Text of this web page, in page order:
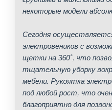
некоторые модели
Сегодня
электровеников с
щетки на 360˚, что
тщательную уборку
мебели. Рукоятка
под любой рост, что
благоприятно для